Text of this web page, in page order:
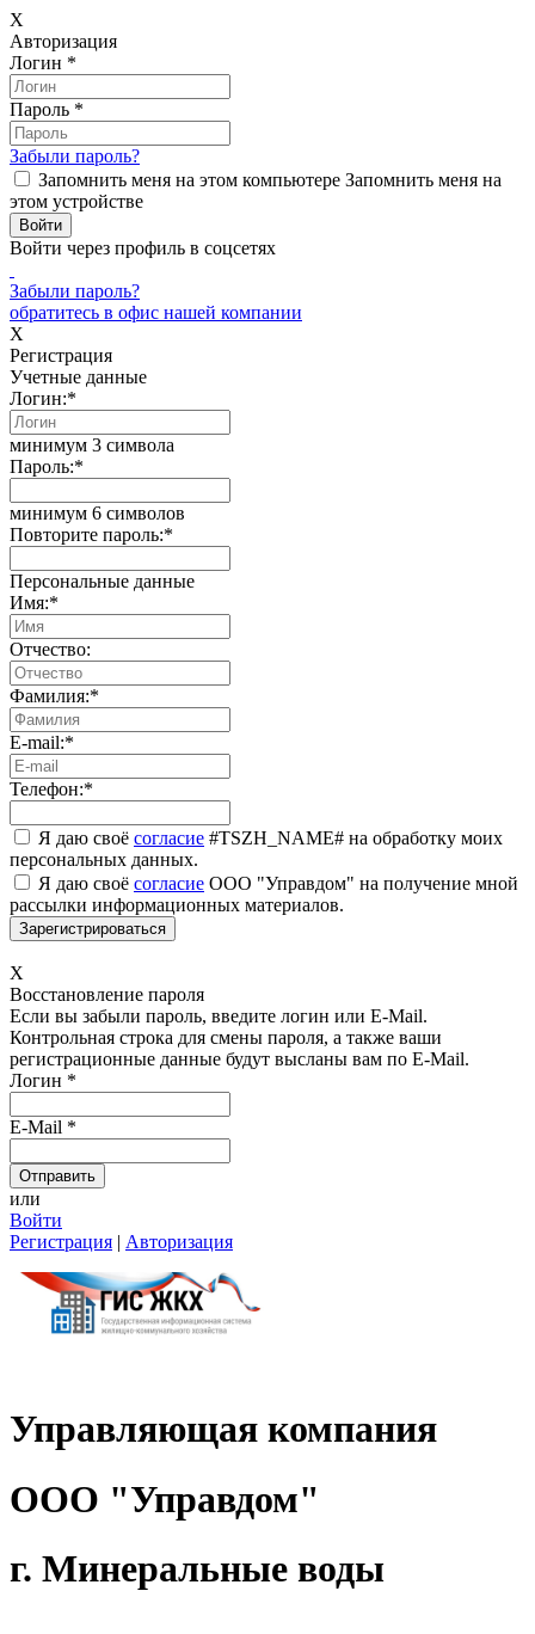
X
Авторизация
Логин *
Пароль *
Забыли пароль?
Запомнить меня на этом компьютере Запомнить меня на
этом устройстве
Войти через профиль в соцсетях
Забыли пароль?
обратитесь в офис нашей компании
X
Регистрация
Учетные данные
Логин:*
минимум 3 символа
Пароль:*
минимум 6 символов
Повторите пароль:*
Персональные данные
Имя:*
Отчество:
Фамилия:*
E-mail:*
Телефон:*
Я даю своё согласие #TSZH_NAME# на обработку моих
персональных данных.
Я даю своё согласие ООО "Управдом" на получение мной
рассылки информационных материалов.
X
Восстановление пароля
Если вы забыли пароль, введите логин или E-Mail.
Контрольная строка для смены пароля, а также ваши
регистрационные данные будут высланы вам по E-Mail.
Логин *
E-Mail *
или
Войти
Регистрация | Авторизация
Управляющая компания
ООО "Управдом"
г. Минеральные воды